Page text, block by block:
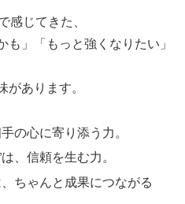
じてきた、
も」「もっと強くなりたい」
あります。
の心に寄り添う力。
、信頼を生む力。
ちゃんと成果につながる